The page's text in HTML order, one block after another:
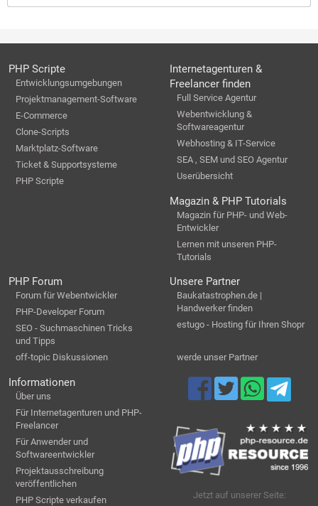
PHP Scripte
Entwicklungsumgebungen
Projektmanagement-Software
E-Commerce
Clone-Scripts
Marktplatz-Software
Ticket & Supportsysteme
PHP Scripte
Internetagenturen &
Freelancer finden
Full Service Agentur
Webentwicklung &
Softwareagentur
Webhosting & IT-Service
SEA , SEM und SEO Agentur
Userübersicht
Magazin & PHP Tutorials
Magazin für PHP- und Web-
Entwickler
Lernen mit unseren PHP-
Tutorials
PHP Forum
Forum für Webentwickler
PHP-Developer Forum
SEO - Suchmaschinen Tricks
und Tipps
off-topic Diskussionen
Unsere Partner
Baukatastrophen.de |
Handwerker finden
estugo - Hosting für Ihren Shopr
werde unser Partner
Informationen
Über uns
Für Internetagenturen und PHP-
Freelancer
Für Anwender und
Softwareentwickler
Projektausschreibung
veröffentlichen
PHP Scripte verkaufen
Jetzt auf unserer Seite: